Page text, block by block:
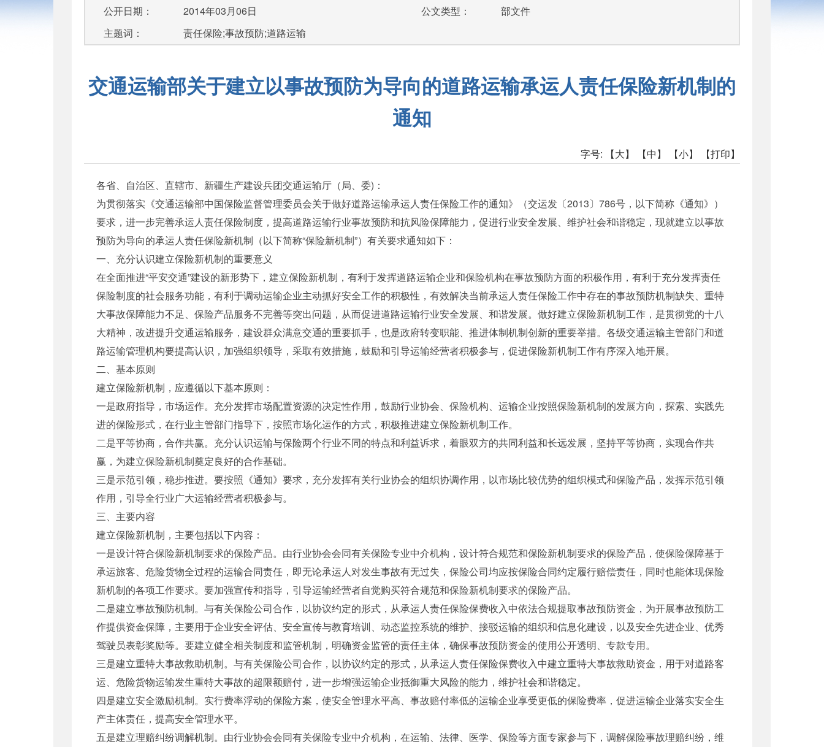
公开日期：
2014年03月06日
主题词：
责任保险;事故预防;道路运输
公文类型：
部文件
交通运输部关于建立以事故预防为导向的道路运输承运人责任保险新机制的
通知
字号: 【大】 【中】 【小】 【打印】
各省、自治区、直辖市、新疆生产建设兵团交通运输厅（局、委)：
为贯彻落实《交通运输部中国保险监督管理委员会关于做好道路运输承运人责任保险工作的通知》（交运发〔2013〕786号，以下简称《通知》）
要求，进一步完善承运人责任保险制度，提高道路运输行业事故预防和抗风险保障能力，促进行业安全发展、维护社会和谐稳定，现就建立以事故
预防为导向的承运人责任保险新机制（以下简称“保险新机制”）有关要求通知如下：
一、充分认识建立保险新机制的重要意义
在全面推进“平安交通”建设的新形势下，建立保险新机制，有利于发挥道路运输企业和保险机构在事故预防方面的积极作用，有利于充分发挥责任
保险制度的社会服务功能，有利于调动运输企业主动抓好安全工作的积极性，有效解决当前承运人责任保险工作中存在的事故预防机制缺失、重特
大事故保障能力不足、保险产品服务不完善等突出问题，从而促进道路运输行业安全发展、和谐发展。做好建立保险新机制工作，是贯彻党的十八
大精神，改进提升交通运输服务，建设群众满意交通的重要抓手，也是政府转变职能、推进体制机制创新的重要举措。各级交通运输主管部门和道
路运输管理机构要提高认识，加强组织领导，采取有效措施，鼓励和引导运输经营者积极参与，促进保险新机制工作有序深入地开展。
二、基本原则
建立保险新机制，应遵循以下基本原则：
一是政府指导，市场运作。充分发挥市场配置资源的决定性作用，鼓励行业协会、保险机构、运输企业按照保险新机制的发展方向，探索、实践先
进的保险形式，在行业主管部门指导下，按照市场化运作的方式，积极推进建立保险新机制工作。
二是平等协商，合作共赢。充分认识运输与保险两个行业不同的特点和利益诉求，着眼双方的共同利益和长远发展，坚持平等协商，实现合作共
赢，为建立保险新机制奠定良好的合作基础。
三是示范引领，稳步推进。要按照《通知》要求，充分发挥有关行业协会的组织协调作用，以市场比较优势的组织模式和保险产品，发挥示范引领
作用，引导全行业广大运输经营者积极参与。
三、主要内容
建立保险新机制，主要包括以下内容：
一是设计符合保险新机制要求的保险产品。由行业协会会同有关保险专业中介机构，设计符合规范和保险新机制要求的保险产品，使保险保障基于
承运旅客、危险货物全过程的运输合同责任，即无论承运人对发生事故有无过失，保险公司均应按保险合同约定履行赔偿责任，同时也能体现保险
新机制的各项工作要求。要加强宣传和指导，引导运输经营者自觉购买符合规范和保险新机制要求的保险产品。
二是建立事故预防机制。与有关保险公司合作，以协议约定的形式，从承运人责任保险保费收入中依法合规提取事故预防资金，为开展事故预防工
作提供资金保障，主要用于企业安全评估、安全宣传与教育培训、动态监控系统的维护、接驳运输的组织和信息化建设，以及安全先进企业、优秀
驾驶员表彰奖励等。要建立健全相关制度和监管机制，明确资金监管的责任主体，确保事故预防资金的使用公开透明、专款专用。
三是建立重特大事故救助机制。与有关保险公司合作，以协议约定的形式，从承运人责任保险保费收入中建立重特大事故救助资金，用于对道路客
运、危险货物运输发生重特大事故的超限额赔付，进一步增强运输企业抵御重大风险的能力，维护社会和谐稳定。
四是建立安全激励机制。实行费率浮动的保险方案，使安全管理水平高、事故赔付率低的运输企业享受更低的保险费率，促进运输企业落实安全生
产主体责任，提高安全管理水平。
五是建立理赔纠纷调解机制。由行业协会会同有关保险专业中介机构，在运输、法律、医学、保险等方面专家参与下，调解保险事故理赔纠纷，维